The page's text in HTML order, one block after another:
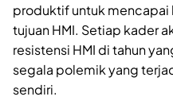
produktif untuk
tujuan HMI. Setiap kader
resistensi HMI di tahun
segala polemik yang
sendiri.